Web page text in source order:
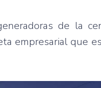
de la
empresarial que